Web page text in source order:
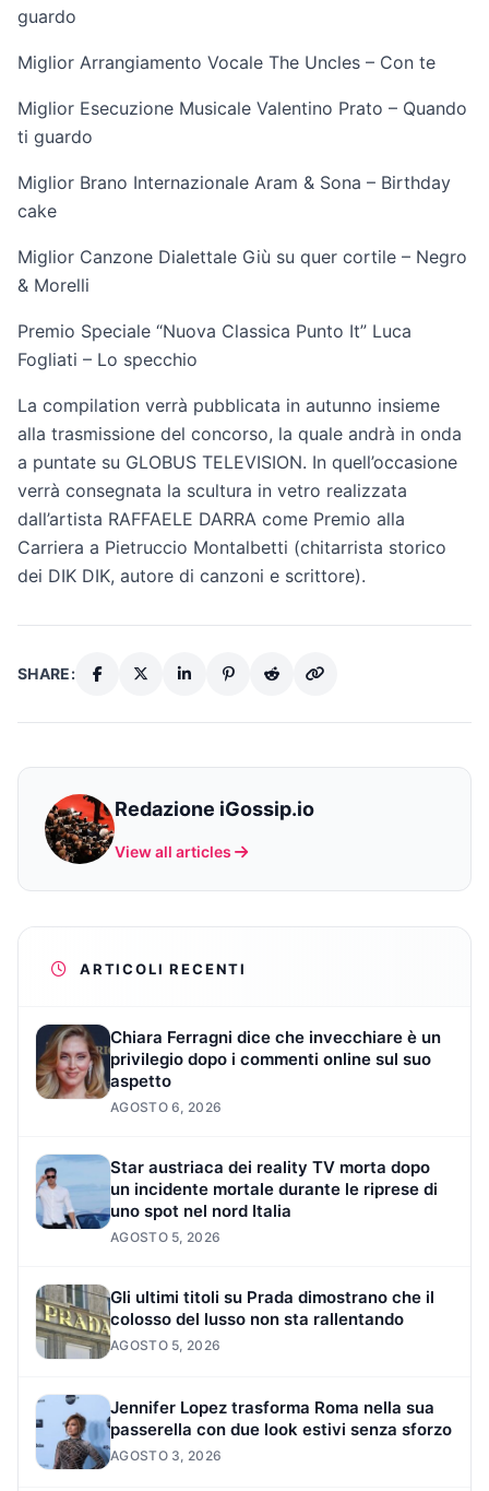
guardo
Miglior Arrangiamento Vocale The Uncles – Con te
Miglior Esecuzione Musicale Valentino Prato – Quando
ti guardo
Miglior Brano Internazionale Aram & Sona – Birthday
cake
Miglior Canzone Dialettale Giù su quer cortile – Negro
& Morelli
Premio Speciale “Nuova Classica Punto It” Luca
Fogliati – Lo specchio
La compilation verrà pubblicata in autunno insieme
alla trasmissione del concorso, la quale andrà in onda
a puntate su GLOBUS TELEVISION. In quell’occasione
verrà consegnata la scultura in vetro realizzata
dall’artista RAFFAELE DARRA come Premio alla
Carriera a Pietruccio Montalbetti (chitarrista storico
dei DIK DIK, autore di canzoni e scrittore).
SHARE:
Redazione iGossip.io
View all articles
ARTICOLI RECENTI
Chiara Ferragni dice che invecchiare è un
privilegio dopo i commenti online sul suo
aspetto
AGOSTO 6, 2026
Star austriaca dei reality TV morta dopo
un incidente mortale durante le riprese di
uno spot nel nord Italia
AGOSTO 5, 2026
Gli ultimi titoli su Prada dimostrano che il
colosso del lusso non sta rallentando
AGOSTO 5, 2026
Jennifer Lopez trasforma Roma nella sua
passerella con due look estivi senza sforzo
AGOSTO 3, 2026